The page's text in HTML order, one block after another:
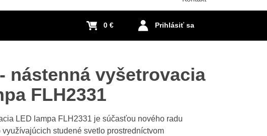
Prihlásiť sa
0 €
nástenná vyšetrovacia
FLH2331
LED lampa FLH2331 je súčasťou nového radu
studené svetlo prostredníctvom